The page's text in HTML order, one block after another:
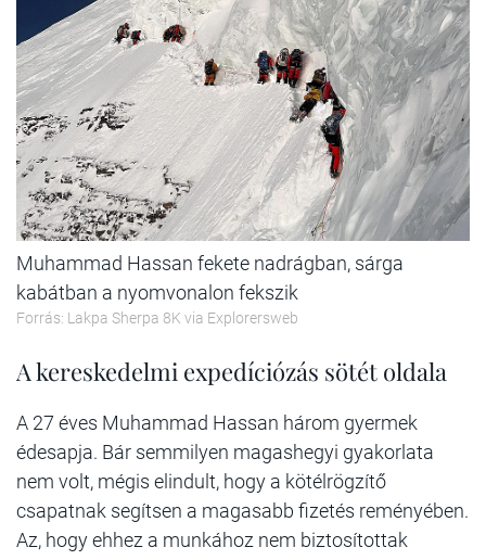
Muhammad Hassan fekete nadrágban, sárga
kabátban a nyomvonalon fekszik
Forrás: Lakpa Sherpa 8K via Explorersweb
A kereskedelmi expedíciózás sötét oldala
A 27 éves Muhammad Hassan három gyermek
édesapja. Bár semmilyen magashegyi gyakorlata
nem volt, mégis elindult, hogy a kötélrögzítő
csapatnak segítsen a magasabb fizetés reményében.
Az, hogy ehhez a munkához nem biztosítottak